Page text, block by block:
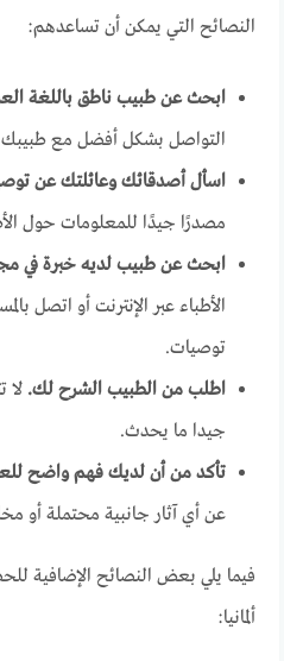
النصائح التي يمكن أن تساعدهم:
ابحث عن طبيب ناطق باللغة
التواصل بشكل أفضل مع
اسأل أصدقائك وعائلتك عن
مصدرًا جيدًا للمعلومات حول
ابحث عن طبيب لديه خبرة في
الأطباء عبر الإنترنت أو اتصل
توصيات.
اطلب من الطبيب الشرح لك. لا
جيدا ما يحدث.
تأكد من أن لديك فهم واضح
عن أي آثار جانبية محتملة أو
فيما يلي بعض النصائح الإضافية
ألمانيا: